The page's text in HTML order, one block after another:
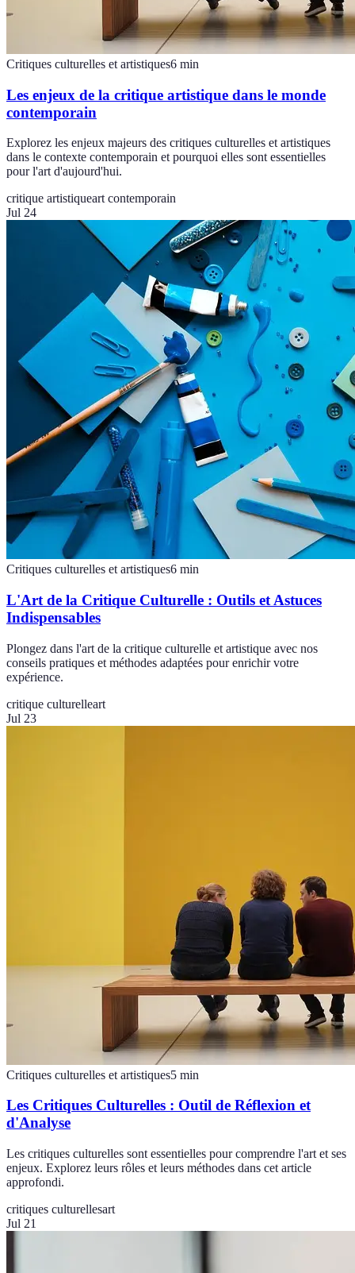
Critiques culturelles et artistiques6 min
Les enjeux de la critique artistique dans le monde
contemporain
Explorez les enjeux majeurs des critiques culturelles et artistiques
dans le contexte contemporain et pourquoi elles sont essentielles
pour l'art d'aujourd'hui.
critique artistiqueart contemporain
Jul 24
Critiques culturelles et artistiques6 min
L'Art de la Critique Culturelle : Outils et Astuces
Indispensables
Plongez dans l'art de la critique culturelle et artistique avec nos
conseils pratiques et méthodes adaptées pour enrichir votre
expérience.
critique culturelleart
Jul 23
Critiques culturelles et artistiques5 min
Les Critiques Culturelles : Outil de Réflexion et
d'Analyse
Les critiques culturelles sont essentielles pour comprendre l'art et ses
enjeux. Explorez leurs rôles et leurs méthodes dans cet article
approfondi.
critiques culturellesart
Jul 21